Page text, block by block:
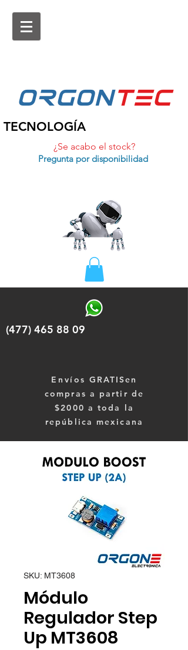
ORGONtEc
TECNOLOGÍA
¿Se acabo el stock?
Pregunta por disponibilidad
(477) 465 88 09
Envíos GRATISen
compras a partir de
$2000 a toda la
república mexicana
SKU: MT3608
Módulo
Regulador Step
Up MT3608